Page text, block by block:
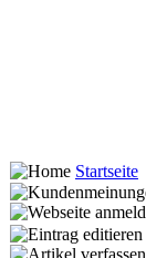
Startseite